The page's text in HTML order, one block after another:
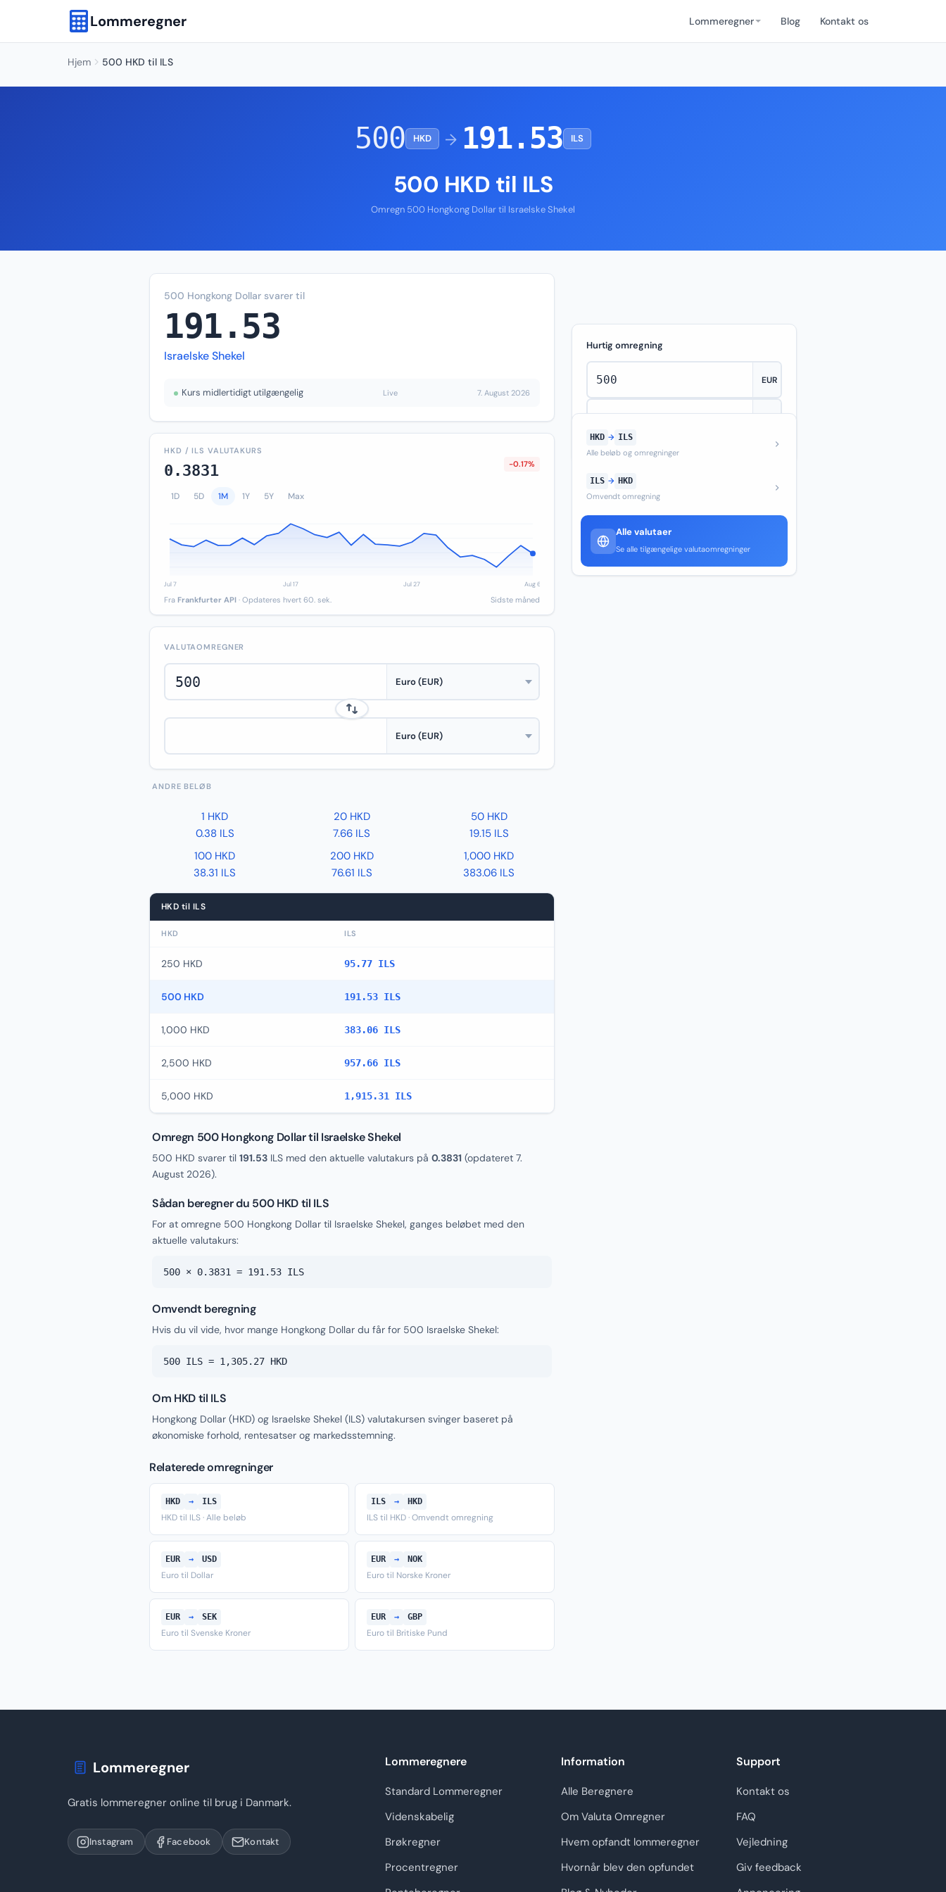
Lommeregner Lommeregner Blog Kontakt os
Hjem 500 HKD til ILS
500 HKD → 191.53 ILS
500 HKD til ILS
Omregn 500 Hongkong Dollar til Israelske Shekel
500 Hongkong Dollar svarer til
191.53
Israelske Shekel
Kurs midlertidigt utilgængelig Live 7. August 2026
HKD / ILS VALUTAKURS
0.3831 -0.17%
1D 5D 1M 1Y 5Y Max
Fra Frankfurter API · Opdateres hvert 60. sek. Sidste måned
VALUTAOMREGNER
ANDRE BELØB
1 HKD
0.38 ILS
20 HKD
7.66 ILS
50 HKD
19.15 ILS
100 HKD
38.31 ILS
200 HKD
76.61 ILS
1,000 HKD
383.06 ILS
HKD til ILS
HKD ILS
250 HKD 95.77 ILS
500 HKD 191.53 ILS
1,000 HKD 383.06 ILS
2,500 HKD 957.66 ILS
5,000 HKD 1,915.31 ILS
Omregn 500 Hongkong Dollar til Israelske Shekel
500 HKD svarer til 191.53 ILS med den aktuelle valutakurs på 0.3831 (opdateret 7.
August 2026).
Sådan beregner du 500 HKD til ILS
For at omregne 500 Hongkong Dollar til Israelske Shekel, ganges beløbet med den
aktuelle valutakurs:
500 × 0.3831 = 191.53 ILS
Omvendt beregning
Hvis du vil vide, hvor mange Hongkong Dollar du får for 500 Israelske Shekel:
500 ILS = 1,305.27 HKD
Om HKD til ILS
Hongkong Dollar (HKD) og Israelske Shekel (ILS) valutakursen svinger baseret på
økonomiske forhold, rentesatser og markedsstemning.
Relaterede omregninger
HKD → ILS
HKD til ILS · Alle beløb
ILS → HKD
ILS til HKD · Omvendt omregning
EUR → USD
Euro til Dollar
EUR → NOK
Euro til Norske Kroner
EUR → SEK
Euro til Svenske Kroner
EUR → GBP
Euro til Britiske Pund
Hurtig omregning
HKD → ILS
Alle beløb og omregninger
ILS → HKD
Omvendt omregning
Alle valutaer
Se alle tilgængelige valutaomregninger
Lommeregner
Gratis lommeregner online til brug i Danmark.
Instagram Facebook Kontakt
Lommeregnere
Standard Lommeregner
Videnskabelig
Brøkregner
Procentregner
Information
Alle Beregnere
Om Valuta Omregner
Hvem opfandt lommeregner
Hvornår blev den opfundet
Support
Kontakt os
FAQ
Vejledning
Giv feedback